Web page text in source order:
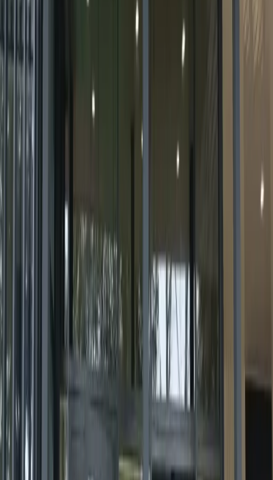
квартир в Рязани и Рязанской области. Она не
только улучшает внешний вид окон, но и помогает
справиться с рядом проблем, таких как защита от
яркого солнечного света, сохранение приватности и
снижение энергозатрат.
Тонировка офисов в Рязани
Тонировка офисных окон, стекол и перегородок в
Рязани помогает создать комфортные условия для
работы и повысить эстетическую
привлекательность рабочего пространства.
профессиональной тонировке с использованием
качественных материалов и современного
Тонировка стеклянных
перегородок в офисе
Тонировка стеклянных перегородок в офисе в
Рязани не просто элемент декора, а еще и
эффективное решение для создания комфортного
рабочего пространства. Она позволяет зонировать
помещения, обеспечивать конфиденциальность и
придавать современный вид офису. Но для
достижения оптимального результата важно
учитывать нюансы и избегать распространённых
ошибок.